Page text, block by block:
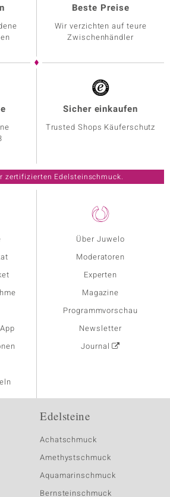
Über Juwelo
Moderatoren
Experten
Magazine
Programmvorschau
Newsletter
Journal
Beste Preise
Wir verzichten auf teure
Zwischenhändler
Sicher einkaufen
Trusted Shops Käuferschutz
zertifizierten Edelsteinschmuck.
Edelsteine
Achatschmuck
Amethystschmuck
Aquamarinschmuck
Bernsteinschmuck